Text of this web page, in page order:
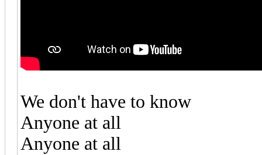
We don't have to know
Anyone at all
Anyone at all